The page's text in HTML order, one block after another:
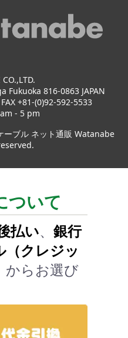
CO.,LTD.
Fukuoka 816-0863 JAPAN
+81-(0)92-592-5533
- 5 pm
ブル ネット通販 Watanabe
ついて
払い、 銀行
（クレジッ
からお選び